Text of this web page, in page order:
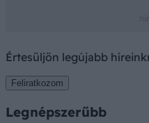
Értesüljön legújabb
Feliratkozom
Legnépszerűbb